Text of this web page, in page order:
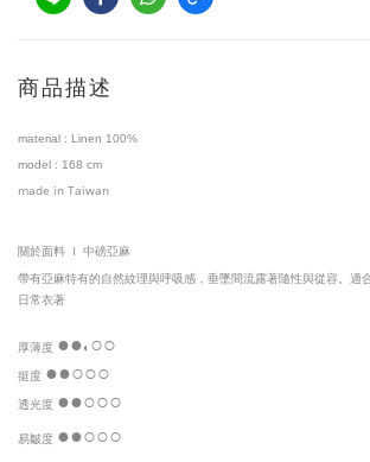
商品描述
material : Linen 100%
model : 168 cm
made in Taiwan
關於面料 I 中磅亞麻
帶有亞麻特有的自然紋理與呼吸感，垂墜間流露著隨性與從容。適
日常衣著
厚薄度 ●●◐ ○○
挺度 ●●○○○
透光度 ●●○○○
易皺度 ●●○○○